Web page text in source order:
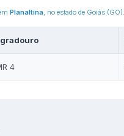
Planaltina, no estado de Goiás
4